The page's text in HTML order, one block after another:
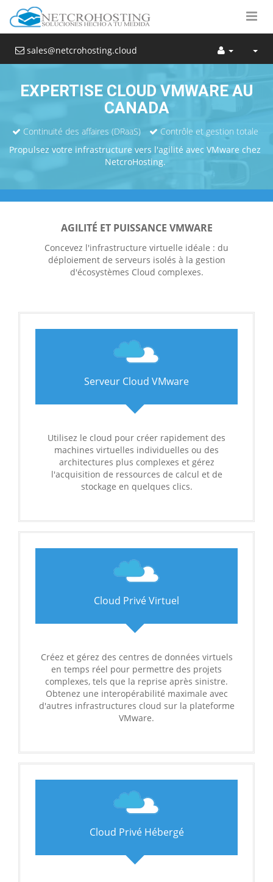
sales@netcrohosting.cloud
EXPERTISE CLOUD VMWARE AU
CANADA
Continuité des affaires (DRaaS)
Contrôle et gestion totale
Propulsez votre infrastructure vers l'agilité avec VMware chez
NetcroHosting.
AGILITÉ ET PUISSANCE VMWARE
Concevez l'infrastructure virtuelle idéale : du
déploiement de serveurs isolés à la gestion
d'écosystèmes Cloud complexes.
Serveur Cloud VMware
Utilisez le cloud pour créer rapidement des
machines virtuelles individuelles ou des
architectures plus complexes et gérez
l'acquisition de ressources de calcul et de
stockage en quelques clics.
Cloud Privé Virtuel
Créez et gérez des centres de données virtuels
en temps réel pour permettre des projets
complexes, tels que la reprise après sinistre.
Obtenez une interopérabilité maximale avec
d'autres infrastructures cloud sur la plateforme
VMware.
Cloud Privé Hébergé